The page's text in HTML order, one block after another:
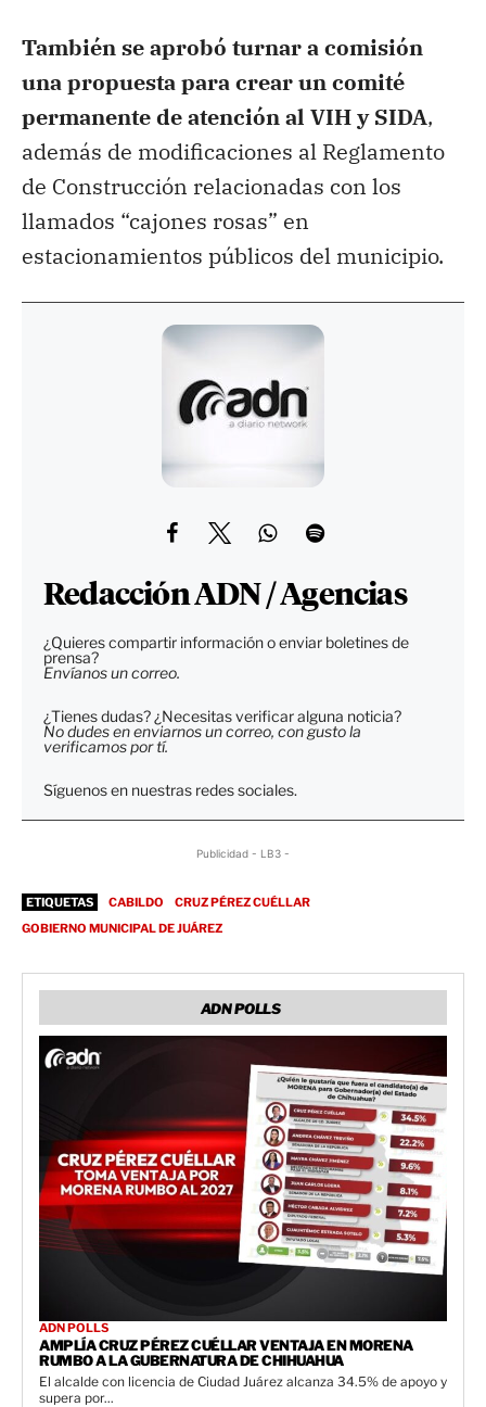
También se aprobó turnar a comisión
una propuesta para crear un comité
permanente de atención al VIH y SIDA,
además de modificaciones al Reglamento
de Construcción relacionadas con los
llamados “cajones rosas” en
estacionamientos públicos del municipio.
Redacción ADN / Agencias
¿Quieres compartir información o enviar boletines de
prensa?
Envíanos un correo.
¿Tienes dudas? ¿Necesitas verificar alguna noticia?
No dudes en enviarnos un correo, con gusto la
verificamos por tí.
Síguenos en nuestras redes sociales.
Publicidad - LB3 -
ETIQUETAS CABILDO
CRUZ PÉREZ CUÉLLAR
GOBIERNO MUNICIPAL DE JUÁREZ
ADN POLLS
ADN POLLS
AMPLÍA CRUZ PÉREZ CUÉLLAR VENTAJA EN MORENA
RUMBO A LA GUBERNATURA DE CHIHUAHUA
El alcalde con licencia de Ciudad Juárez alcanza 34.5% de apoyo y
supera por...